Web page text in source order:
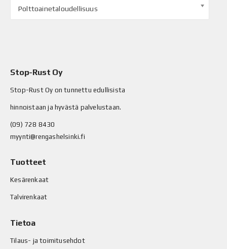
Polttoainetaloudellisuus
Stop-Rust Oy
Stop-Rust Oy on tunnettu edullisista
hinnoistaan ja hyvästä palvelustaan.
(09) 728 8430
myynti@rengashelsinki.fi
Tuotteet
Kesärenkaat
Talvirenkaat
Tietoa
Tilaus- ja toimitusehdot